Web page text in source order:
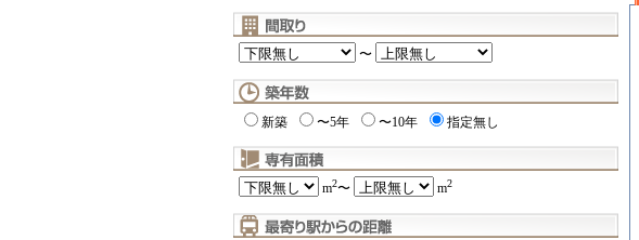
〜
新築 〜5年 〜10年 指定無し
m2〜 m2